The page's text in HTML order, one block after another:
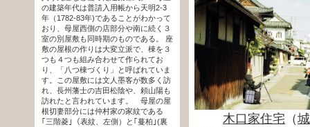
木口家住宅 （
の建築年代は普請入用帳から天明2-3
年（1782-83年)であることがわかって
おり、母屋西側の店部分や南に続く３
室の別屋敷も同時期のものである。 座
敷の屋根の作りは大変立派で、棟を３
つも４つも組み合わせて作られてお
り、「八つ棟づくり」と呼ばれていま
す。この屋敷には文人墨客が数多く訪
れ、長州藩士の吉田松陰や、頼山陽も
訪れたと言われています。 母屋の屋
根切妻部分には仲村家の家紋である
｢三階菱｣（表紋、左側）と｢蔓柏｣(裏